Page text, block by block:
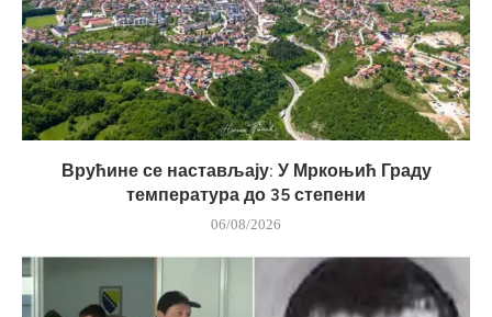
Врућине се настављају: У Мркоњић Граду
температура до 35 степени
06/08/2026